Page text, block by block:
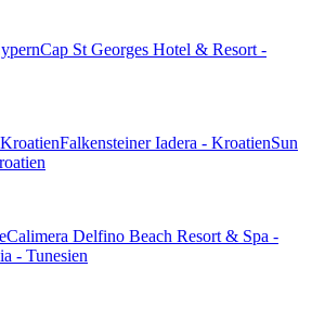
Cap St Georges Hotel & Resort -
Falkensteiner Iadera - KroatienSun
Calimera Delfino Beach Resort & Spa -
- Tunesien